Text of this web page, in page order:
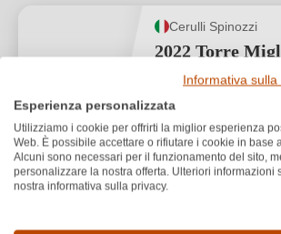
Cerulli Spinozzi
2022 Torre
Trebbiano
d’Abruzzo DOC
Trebbiano d'Abruzzo
Trebbiano
Secco / Dry
Informativa
Esperienza personalizzata
Utilizziamo i cookie per offrirti la miglior esperienza
Web. È possibile accettare o rifiutare i cookie in base
Alcuni sono necessari per il funzionamento del sito,
personalizzare la nostra offerta. Ulteriori informazioni
nostra informativa sulla privacy.